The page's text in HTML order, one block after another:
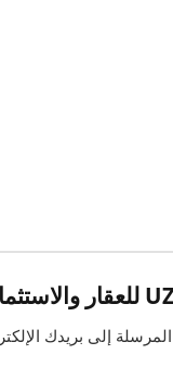
إلى بريدك